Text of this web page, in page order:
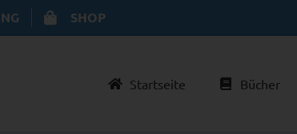
SHOP
Startseite Bücher